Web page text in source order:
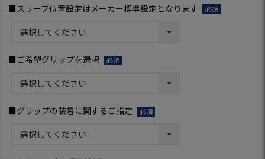
■スリーブ位置設定はメーカー標準設定となります
■ご希望グリップを選択
■グリップの装着に関するご指定